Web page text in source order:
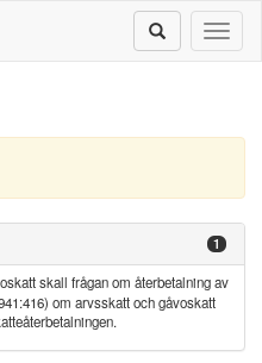
1
skall frågan om återbetalning av
om arvsskatt och gåvoskatt